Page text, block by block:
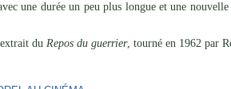
une durée un peu plus longue et une
du Repos du guerrier, tourné en 1962 par